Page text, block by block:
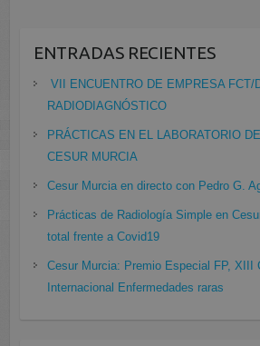
ENTRADAS RECIENTES
VII ENCUENTRO DE EMPRESA FCT/
RADIODIAGNÓSTICO
PRÁCTICAS EN EL LABORATORIO
CESUR MURCIA
Cesur Murcia en directo con Pedro G.
Prácticas de Radiología Simple en
total frente a Covid19
Cesur Murcia: Premio Especial FP, XIII
Internacional Enfermedades raras